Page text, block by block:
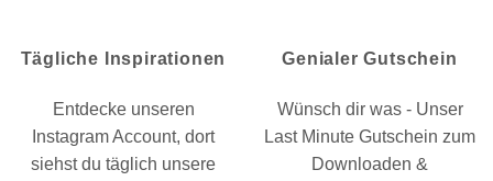
Tägliche Inspirationen
Entdecke unseren
Instagram Account, dort
siehst du täglich unsere
Genialer Gutschein
Wünsch dir was - Unser
Last Minute Gutschein zum
Downloaden &